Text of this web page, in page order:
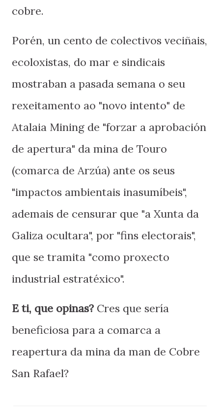
cobre.
Porén, un cento de colectivos veciñais,
ecoloxistas, do mar e sindicais
mostraban a pasada semana o seu
rexeitamento ao "novo intento" de
Atalaia Mining de "forzar a aprobación
de apertura" da mina de Touro
(comarca de Arzúa) ante os seus
"impactos ambientais inasumíbeis",
ademais de censurar que "a Xunta da
Galiza ocultara", por "fins electorais",
que se tramita "como proxecto
industrial estratéxico".
E ti, que opinas? Cres que sería
beneficiosa para a comarca a
reapertura da mina da man de Cobre
San Rafael?